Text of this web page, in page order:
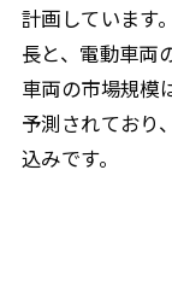
計画しています
長と、電動車両
車両の市場規模
予測されており
込みです。